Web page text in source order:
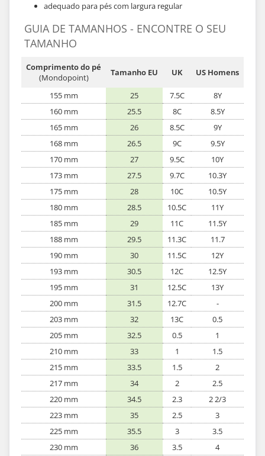
adequado para pés com largura regular
GUIA DE TAMANHOS - ENCONTRE O SEU
TAMANHO
Comprimento do pé
(Mondopoint)
Tamanho EU UK US Homens
155 mm 25 7.5C
8Y
160 mm
25.5 8C
8.5Y
165 mm
26 8.5C
9Y
168 mm
26.5 9C
9.5Y
170 mm
27 9.5C
10Y
173 mm
27.5 9.7C
10.3Y
175 mm
28 10C
10.5Y
180 mm
28.5 10.5C
11Y
185 mm
29 11C
11.5Y
188 mm
29.5 11.3C
11.7
190 mm
30 11.5C
12Y
193 mm
30.5 12C
12.5Y
195 mm
31 12.5C
13Y
200 mm
31.5 12.7C
-
203 mm
32 13C
0.5
205 mm
32.5 0.5
1
210 mm
33 1
1.5
215 mm
33.5 1.5
2
217 mm
34 2
2.5
220 mm
34.5 2.3
2 2/3
223 mm
35 2.5
3
225 mm
35.5 3
3.5
230 mm
36 3.5
4